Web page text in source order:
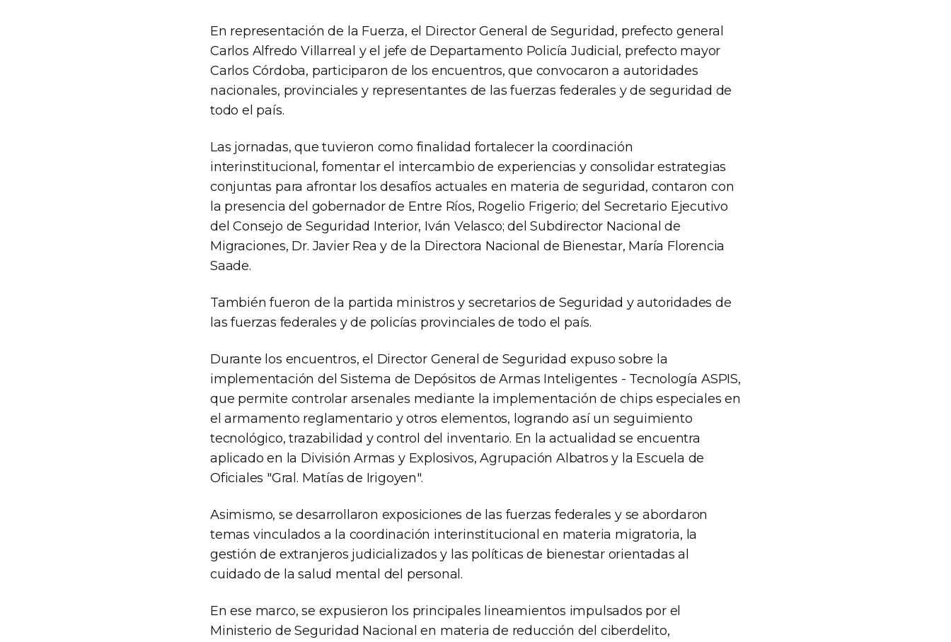
En representación de la Fuerza, el Director General de Seguridad, prefecto general
Carlos Alfredo Villarreal y el jefe de Departamento Policía Judicial, prefecto mayor
Carlos Córdoba, participaron de los encuentros, que convocaron a autoridades
nacionales, provinciales y representantes de las fuerzas federales y de seguridad de
todo el país.
Las jornadas, que tuvieron como finalidad fortalecer la coordinación
interinstitucional, fomentar el intercambio de experiencias y consolidar estrategias
conjuntas para afrontar los desafíos actuales en materia de seguridad, contaron con
la presencia del gobernador de Entre Ríos, Rogelio Frigerio; del Secretario Ejecutivo
del Consejo de Seguridad Interior, Iván Velasco; del Subdirector Nacional de
Migraciones, Dr. Javier Rea y de la Directora Nacional de Bienestar, María Florencia
Saade.
También fueron de la partida ministros y secretarios de Seguridad y autoridades de
las fuerzas federales y de policías provinciales de todo el país.
Durante los encuentros, el Director General de Seguridad expuso sobre la
implementación del Sistema de Depósitos de Armas Inteligentes - Tecnología ASPIS,
que permite controlar arsenales mediante la implementación de chips especiales en
el armamento reglamentario y otros elementos, logrando así un seguimiento
tecnológico, trazabilidad y control del inventario. En la actualidad se encuentra
aplicado en la División Armas y Explosivos, Agrupación Albatros y la Escuela de
Oficiales "Gral. Matías de Irigoyen".
Asimismo, se desarrollaron exposiciones de las fuerzas federales y se abordaron
temas vinculados a la coordinación interinstitucional en materia migratoria, la
gestión de extranjeros judicializados y las políticas de bienestar orientadas al
cuidado de la salud mental del personal.
En ese marco, se expusieron los principales lineamientos impulsados por el
Ministerio de Seguridad Nacional en materia de reducción del ciberdelito,